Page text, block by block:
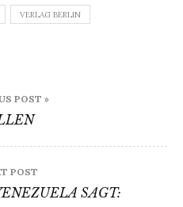
VERLAG BERLIN
POST »
POST
SAGT: